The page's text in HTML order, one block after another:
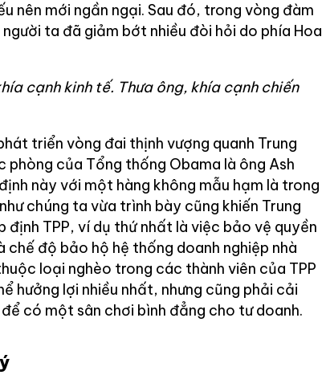
nên mới ngần ngại. Sau đó, trong vòng đàm
người ta đã giảm bớt nhiều đòi hỏi do phía Hoa
cạnh kinh tế. Thưa ông, khía cạnh chiến
triển vòng đai thịnh vượng quanh Trung
của Tổng thống Obama là ông Ash
này với một hàng không mẫu hạm là trong
chúng ta vừa trình bày cũng khiến Trung
định TPP, ví dụ thứ nhất là việc bảo vệ quyền
chế độ bảo hộ hệ thống doanh nghiệp nhà
loại nghèo trong các thành viên của TPP
hưởng lợi nhiều nhất, nhưng cũng phải cải
có một sân chơi bình đẳng cho tư doanh.